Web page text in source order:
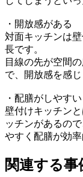
・開放感がある
対面キッチンは
長です。
目線の先が空間
で、開放感を感じ
・配膳がしやすい
壁付けキッチン
ッチンがあるの
やすく配膳が効率
関連する事